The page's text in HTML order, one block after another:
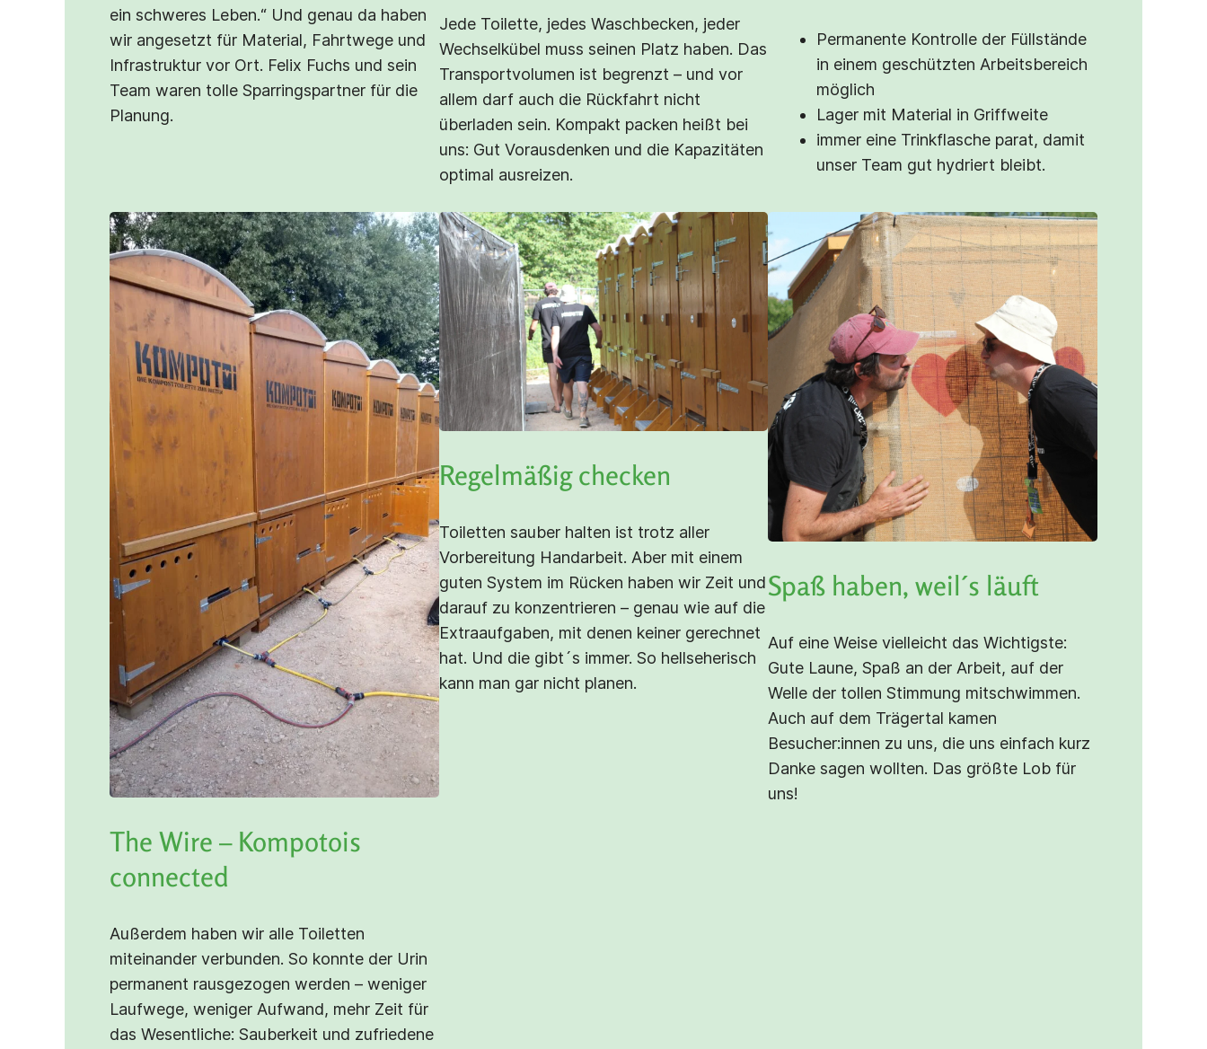
ein schweres Leben.“ Und genau da haben
wir angesetzt für Material, Fahrtwege und
Infrastruktur vor Ort. Felix Fuchs und sein
Team waren tolle Sparringspartner für die
Planung.
Jede Toilette, jedes Waschbecken, jeder
Wechselkübel muss seinen Platz haben. Das
Transportvolumen ist begrenzt – und vor
allem darf auch die Rückfahrt nicht
überladen sein. Kompakt packen heißt bei
uns: Gut Vorausdenken und die Kapazitäten
optimal ausreizen.
Permanente Kontrolle der Füllstände
in einem geschützten Arbeitsbereich
möglich
Lager mit Material in Griffweite
immer eine Trinkflasche parat, damit
unser Team gut hydriert bleibt.
The Wire – Kompotois
connected
Außerdem haben wir alle Toiletten
miteinander verbunden. So konnte der Urin
permanent rausgezogen werden – weniger
Laufwege, weniger Aufwand, mehr Zeit für
das Wesentliche: Sauberkeit und zufriedene
Regelmäßig checken
Toiletten sauber halten ist trotz aller
Vorbereitung Handarbeit. Aber mit einem
guten System im Rücken haben wir Zeit und
darauf zu konzentrieren – genau wie auf die
Extraaufgaben, mit denen keiner gerechnet
hat. Und die gibt´s immer. So hellseherisch
kann man gar nicht planen.
Spaß haben, weil´s läuft
Auf eine Weise vielleicht das Wichtigste:
Gute Laune, Spaß an der Arbeit, auf der
Welle der tollen Stimmung mitschwimmen.
Auch auf dem Trägertal kamen
Besucher:innen zu uns, die uns einfach kurz
Danke sagen wollten. Das größte Lob für
uns!